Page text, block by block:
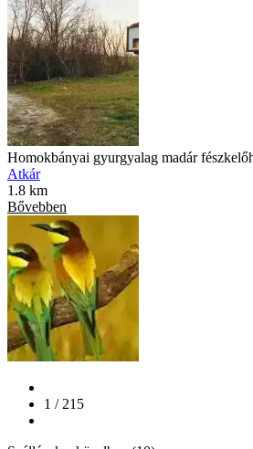
Homokbányai gyurgyalag madár
Atkár
1.8 km
Bővebben
1 / 215